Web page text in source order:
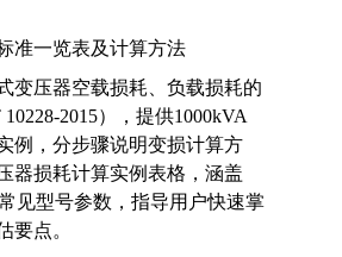
准一览表及计算方法
变压器空载损耗、负载损耗的
2015），提供1000kVA
例，分步骤说明变损计算方
器损耗计算实例表格，涵盖
见型号参数，指导用户快速掌
要点。